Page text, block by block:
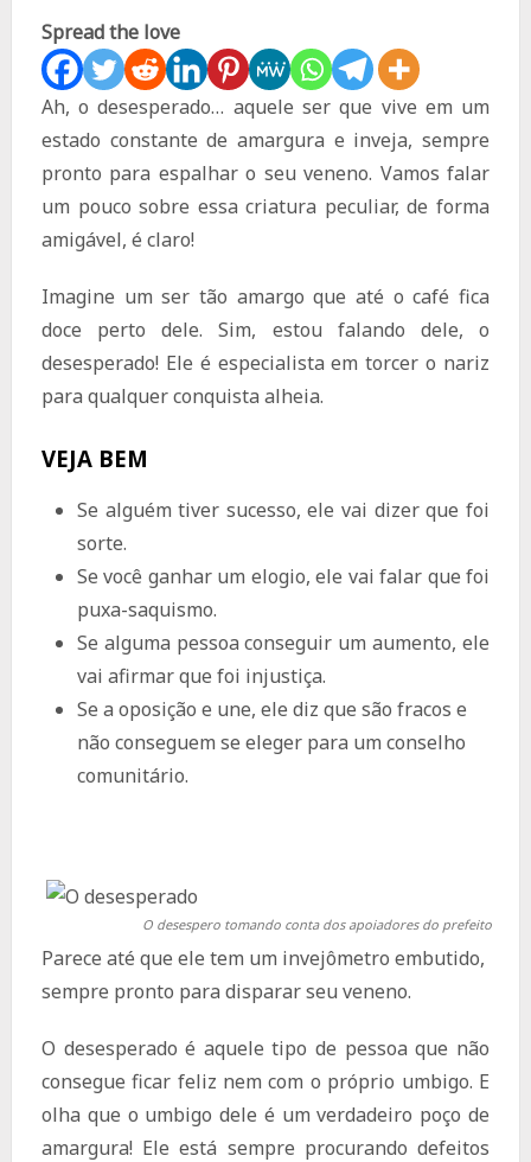
Spread the love
Ah, o desesperado… aquele ser que vive em um
estado constante de amargura e inveja, sempre
pronto para espalhar o seu veneno. Vamos falar
um pouco sobre essa criatura peculiar, de forma
amigável, é claro!
Imagine um ser tão amargo que até o café fica
doce perto dele. Sim, estou falando dele, o
desesperado! Ele é especialista em torcer o nariz
para qualquer conquista alheia.
VEJA BEM
Se alguém tiver sucesso, ele vai dizer que foi
sorte.
Se você ganhar um elogio, ele vai falar que foi
puxa-saquismo.
Se alguma pessoa conseguir um aumento, ele
vai afirmar que foi injustiça.
Se a oposição e une, ele diz que são fracos e
não conseguem se eleger para um conselho
comunitário.
O desespero tomando conta dos apoiadores do prefeito
Parece até que ele tem um invejômetro embutido,
sempre pronto para disparar seu veneno.
O desesperado é aquele tipo de pessoa que não
consegue ficar feliz nem com o próprio umbigo. E
olha que o umbigo dele é um verdadeiro poço de
amargura! Ele está sempre procurando defeitos